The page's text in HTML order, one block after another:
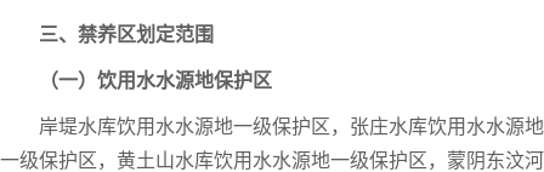
三、禁养区划定范围
（一）饮用水水源地保护区
岸堤水库饮用水水源地一级保护区，张庄水库饮用水水源地
一级保护区，黄土山水库饮用水水源地一级保护区，蒙阴东汶河